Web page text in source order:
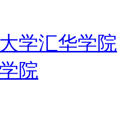
学汇华学院
院